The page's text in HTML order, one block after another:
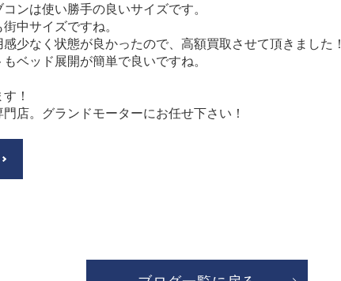
ンは使い勝手の良いサイズです。
中サイズですね。
少なく状態が良かったので、高額買取させて頂きました！
ベッド展開が簡単で良いですね。
！
店。グランドモーターにお任せ下さい！